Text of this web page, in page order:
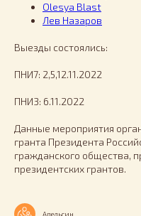
Olesya Blast
Лев Назаров
Выезды состоялись:
ПНИ7: 2,5,12.11.2022
ПНИ3: 6.11.2022
Данные мероприятия
гранта Президента
гражданского общества,
президентских грантов.
Апельсин